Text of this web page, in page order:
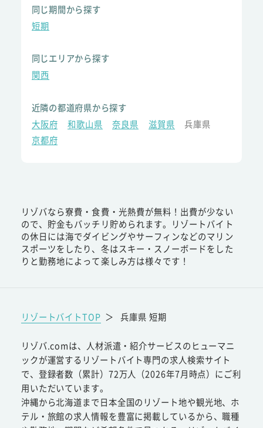
同じ期間から探す
短期
同じエリアから探す
関西
近隣の都道府県から探す
大阪府
和歌山県 奈良県 滋賀県
兵庫県
京都府
リゾバなら寮費・食費・光熱費が無料！出費が少ない
ので、貯金もバッチリ貯められます。リゾートバイト
の休日には海でダイビングやサーフィンなどのマリン
スポーツをしたり、冬はスキー・スノーボードをした
りと勤務地によって楽しみ方は様々です！
リゾートバイトTOP ＞ 兵庫県 短期
リゾバ.comは、人材派遣・紹介サービスのヒューマニ
ックが運営するリゾートバイト専門の求人検索サイト
で、登録者数（累計）72万人（2026年7月時点）にご利
用いただいています。
沖縄から北海道まで日本全国のリゾート地や観光地、ホ
テル・旅館の求人情報を豊富に掲載しているから、職種